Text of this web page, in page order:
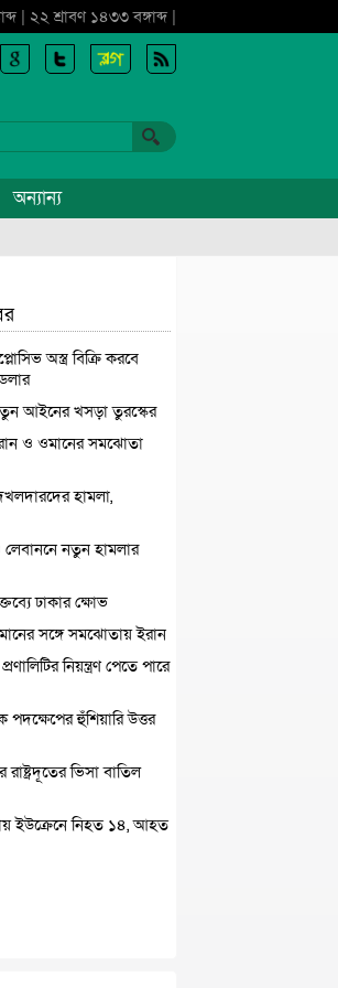
| ২২ শ্রাবণ ১৪৩৩ বঙ্গাব্দ |
অন্যান্য
অস্ত্র বিক্রি করবে
আইনের খসড়া তুরস্কের
ও ওমানের সমঝোতা
হামলা,
নতুন হামলার
ঢাকার ক্ষোভ
সঙ্গে সমঝোতায় ইরান
নিয়ন্ত্রণ পেতে পারে
পদক্ষেপের হুঁশিয়ারি উত্তর
রাষ্ট্রদূতের ভিসা বাতিল
ইউক্রেনে নিহত ১৪, আহত